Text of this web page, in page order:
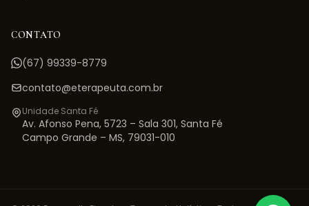
CONTATO
(67) 99339-8779
contato@eterapeuta.com.br
Unidade Santa Fé
Av. Afonso Pena, 5723 – Sala 301, Santa Fé
Campo Grande – MS, 79031-010